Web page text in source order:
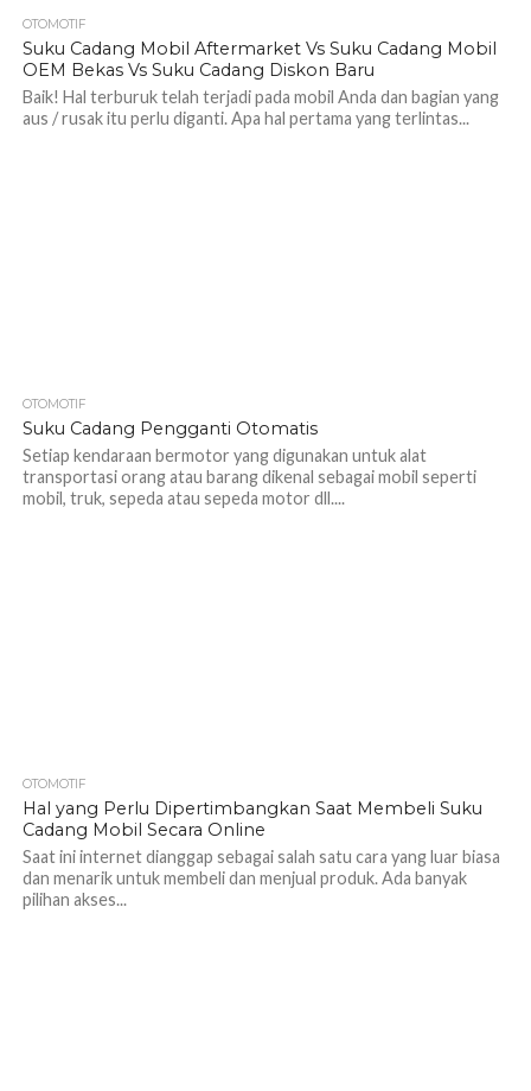
OTOMOTIF
Suku Cadang Mobil Aftermarket Vs Suku Cadang Mobil
OEM Bekas Vs Suku Cadang Diskon Baru
Baik! Hal terburuk telah terjadi pada mobil Anda dan bagian yang
aus / rusak itu perlu diganti. Apa hal pertama yang terlintas...
OTOMOTIF
Suku Cadang Pengganti Otomatis
Setiap kendaraan bermotor yang digunakan untuk alat
transportasi orang atau barang dikenal sebagai mobil seperti
mobil, truk, sepeda atau sepeda motor dll....
OTOMOTIF
Hal yang Perlu Dipertimbangkan Saat Membeli Suku
Cadang Mobil Secara Online
Saat ini internet dianggap sebagai salah satu cara yang luar biasa
dan menarik untuk membeli dan menjual produk. Ada banyak
pilihan akses...